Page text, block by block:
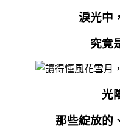
淚光中
究竟
光
那些綻放的